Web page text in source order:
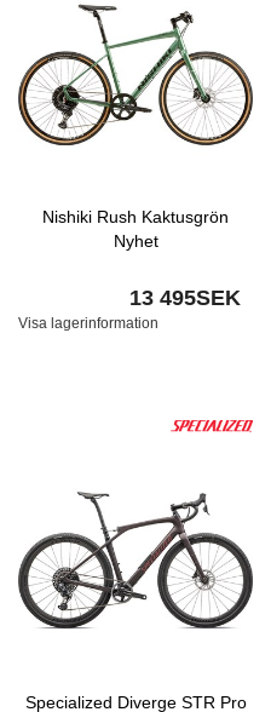
Nishiki Rush Kaktusgrön
Nyhet
13 495SEK
Visa lagerinformation
Specialized Diverge STR Pro